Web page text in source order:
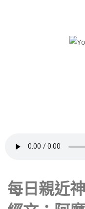
每日親近